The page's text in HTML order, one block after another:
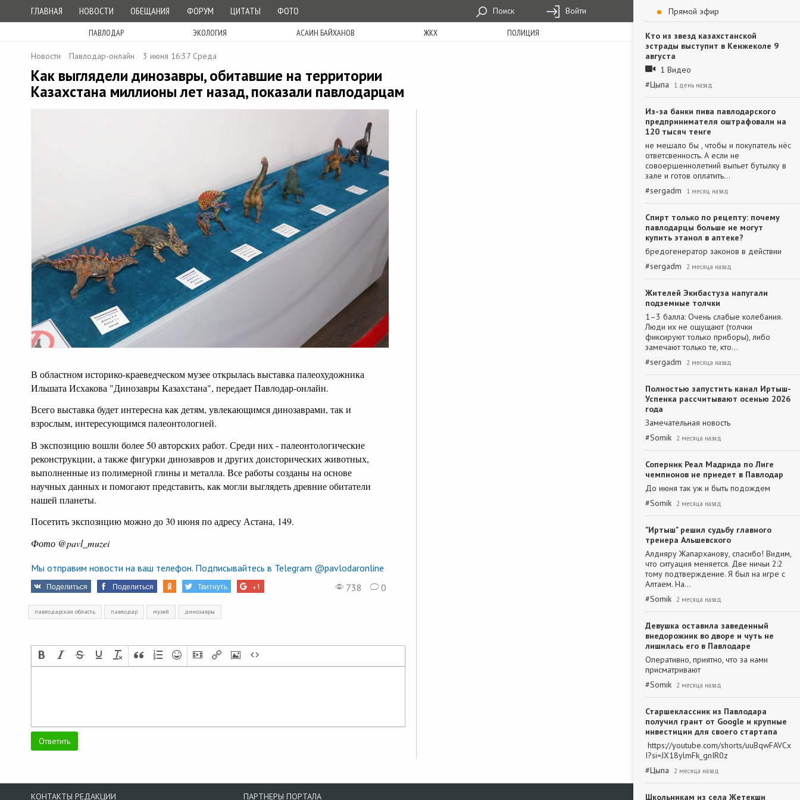
ГЛАВНАЯ НОВОСТИ ОБЕЩАНИЯ ФОРУМ ЦИТАТЫ ФОТО Поиск Войти
ПАВЛОДАР ЭКОЛОГИЯ АСАИН БАЙХАНОВ ЖКХ ПОЛИЦИЯ
Новости Павлодар-онлайн 3 июня 16:37 Среда
Как выглядели динозавры, обитавшие на территории
Казахстана миллионы лет назад, показали павлодарцам
В областном историко-краеведческом музее открылась выставка палеохудожника
Ильшата Исхакова "Динозавры Казахстана", передает Павлодар-онлайн.
Всего выставка будет интересна как детям, увлекающимся динозаврами, так и
взрослым, интересующимся палеонтологией.
В экспозицию вошли более 50 авторских работ. Среди них - палеонтологические
реконструкции, а также фигурки динозавров и других доисторических животных,
выполненные из полимерной глины и металла. Все работы созданы на основе
научных данных и помогают представить, как могли выглядеть древние обитатели
нашей планеты.
Посетить экспозицию можно до 30 июня по адресу Астана, 149.
Фото @pavl_muzei
Мы отправим новости на ваш телефон. Подписывайтесь в Telegram @pavlodaronline
Поделиться Поделиться Твитнуть +1 738 0
павлодарская область павлодар музей динозавры
Прямой эфир
Кто из звезд казахстанской
эстрады выступит в Кенжеколе 9
августа
1 Видео
#Цыпа 1 день назад
Из-за банки пива павлодарского
предпринимателя оштрафовали на
120 тысяч тенге
не мешало бы , чтобы и покупатель нёс
ответсвенность. А если не
совоершеннолетний выпьет бутылку в
зале и готов оплатить…
#sergadm 1 месяц назад
Спирт только по рецепту: почему
павлодарцы больше не могут
купить этанол в аптеке?
бредогенератор законов в действии
#sergadm 2 месяца назад
Жителей Экибастуза напугали
подземные толчки
1–3 балла: Очень слабые колебания.
Люди их не ощущают (толчки
фиксируют только приборы), либо
замечают только те, кто…
#sergadm 2 месяца назад
Полностью запустить канал Иртыш-
Успенка рассчитывают осенью 2026
года
Замечательная новость
#Somik 2 месяца назад
Соперник Реал Мадрида по Лиге
чемпионов не приедет в Павлодар
До июня так уж и быть подождем
#Somik 2 месяца назад
"Иртыш" решил судьбу главного
тренера Альшевского
Алдияру Жапарханову, спасибо! Видим,
что ситуация меняется. Две ничьи 2:2
тому подтверждение. Я был на игре с
Алтаем. На…
#Somik 2 месяца назад
Девушка оставила заведенный
внедорожник во дворе и чуть не
лишилась его в Павлодаре
Оперативно, приятно, что за нами
присматривают
#Somik 2 месяца назад
Старшеклассник из Павлодара
получил грант от Google и крупные
инвестиции для своего стартапа
https://youtube.com/shorts/uuBqwFAVCx
I?si=JX18ylmFk_gnIR0z
#Цыпа 2 месяца назад
Школьникам из села Жетекши
КОНТАКТЫ РЕДАКЦИИ ПАРТНЕРЫ ПОРТАЛА